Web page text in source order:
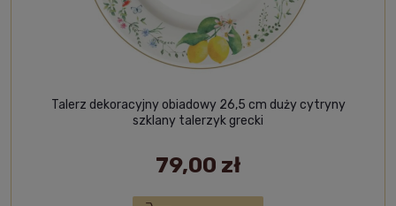
Talerz dekoracyjny obiadowy 26,5 cm duży cytryny
szklany talerzyk grecki
79,00 zł